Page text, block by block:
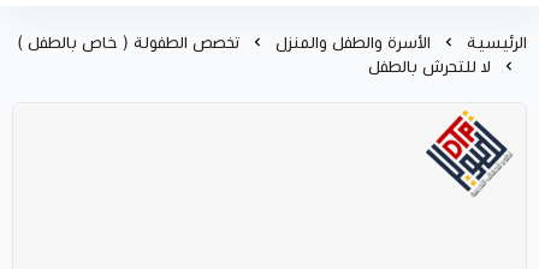
الرئيسية الأسرة والطفل والمنزل
تخصص الطفولة ( خاص بالطفل )
لا للتحرش بالطفل